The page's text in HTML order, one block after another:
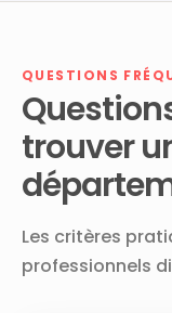
QUESTIONS
trouver
Les critères
professionnels